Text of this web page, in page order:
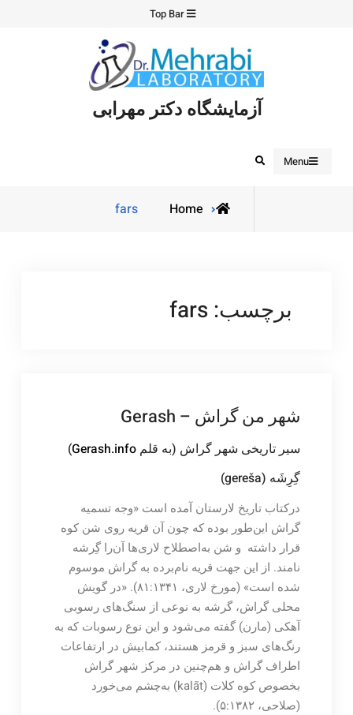
Top Bar
آزمایشگاه دکتر مهرابی
Menu
Search
Home
Posts
fars
برچسب:fars
شهر من گراش – Gerash
سیر تاریخی شهر گراش (به قلم Gerash.info
)
گِرِشَه (gereša)
درکتاب تاریخ لارستان آمده است «وجه تسمیه
گراش این‌طور بوده که چون آن قریه روی شن کوه
قرار داشته و شن به‌اصطلاح لاری‌ها آن‌را گِرشه
نامند. از این جهت قریه نام‌برده به گراش موسوم
شده است» (مورخ لاری، ۸۱:۱۳۴۱). «در گویش
محلی گراش، گرشه به نوعی از سنگ‌های رسوبی
آهکی (مارن) گفته می‌شود و این نوع رسوبات که به
رنگ‌های سبز و قرمز هستند، کمابیش در ارتفاعات
اطراف گراش و هم‌چنین در مرکز شهر گراش
بخصوص کوه کلات (kalāt) به‌چشم می‌خورد
(صلاحی، ۵:۱۳۸۲).